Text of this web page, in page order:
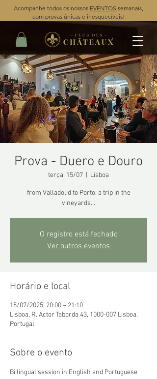
Acompanhe todos os nossos EVENTOS semanais,
com provas únicas e inesquecíveis!
Prova - Duero e Douro
terça, 15/07 Lisboa
from Valladolid to Porto, a trip in the
vineyards...
O registro está fechado
Ver outros eventos
Horário e local
15/07/2025, 20:00 – 21:10
Lisboa, R. Actor Taborda 43, 1000-007 Lisboa,
Portugal
Sobre o evento
Bi lingual session in English and Portuguese